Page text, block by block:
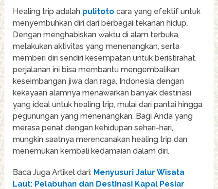
Healing trip adalah pulitoto cara yang efektif untuk
menyembuhkan diri dari berbagai tekanan hidup.
Dengan menghabiskan waktu di alam terbuka,
melakukan aktivitas yang menenangkan, serta
memberi diri sendiri kesempatan untuk beristirahat,
perjalanan ini bisa membantu mengembalikan
keseimbangan jiwa dan raga. Indonesia dengan
kekayaan alamnya menawarkan banyak destinasi
yang ideal untuk healing trip, mulai dari pantai hingga
pegunungan yang menenangkan. Bagi Anda yang
merasa penat dengan kehidupan sehari-hari,
mungkin saatnya merencanakan healing trip dan
menemukan kembali kedamaian dalam diri.
Baca Juga Artikel dari: Menyusuri Jalur Wisata
Laut: Pelabuhan dan Destinasi Kapal Pesiar